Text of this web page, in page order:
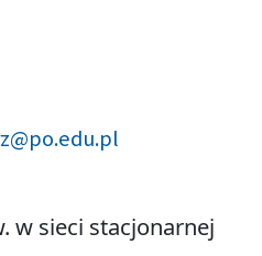
w sieci stacjonarnej